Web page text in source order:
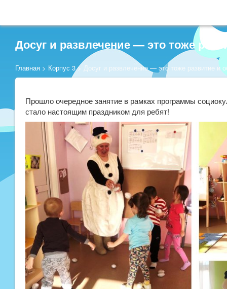
Досуг и развлечение — это тоже
Главная > Корпус 3> Досуг и развлечение — это тоже развитие и
Прошло очередное занятие в рамках программы
стало настоящим праздником для ребят!